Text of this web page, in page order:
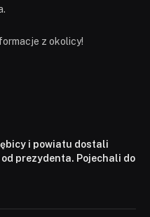
z okolicy!
i powiatu dostali
prezydenta. Pojechali do